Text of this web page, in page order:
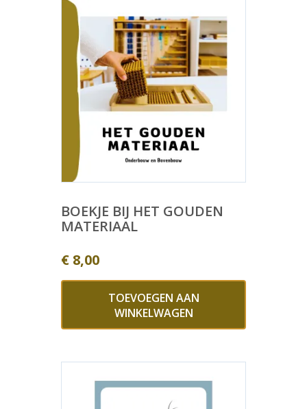
BOEKJE BIJ HET GOUDEN
MATERIAAL
€ 8,00
TOEVOEGEN AAN
WINKELWAGEN